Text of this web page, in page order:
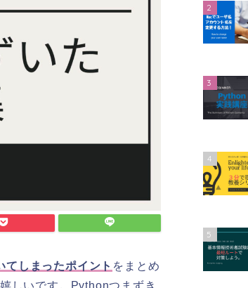
てしまったポイント をまとめ
2
3
4
5